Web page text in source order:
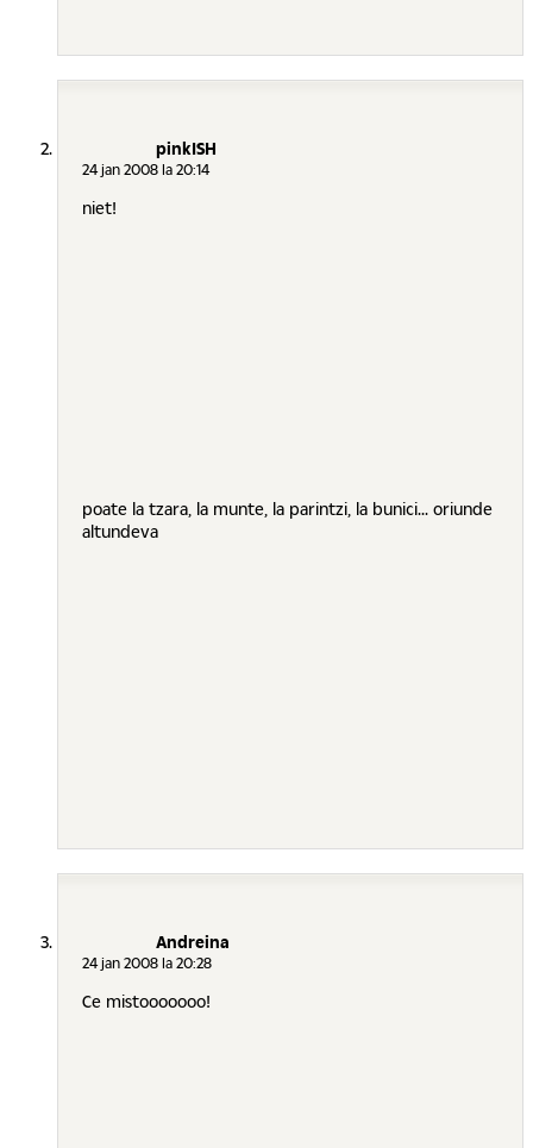
pinkISH
24 jan 2008 la 20:14
niet!
poate la tzara, la munte, la parintzi, la bunici... oriunde
altundeva
Andreina
24 jan 2008 la 20:28
Ce mistooooooo!